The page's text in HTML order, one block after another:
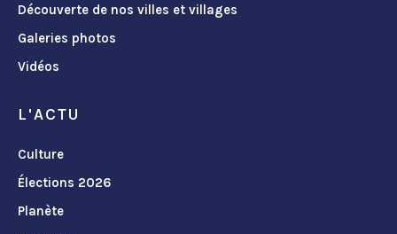
Découverte de nos villes et villages
Galeries photos
Vidéos
L'ACTU
Culture
Élections 2026
Planète